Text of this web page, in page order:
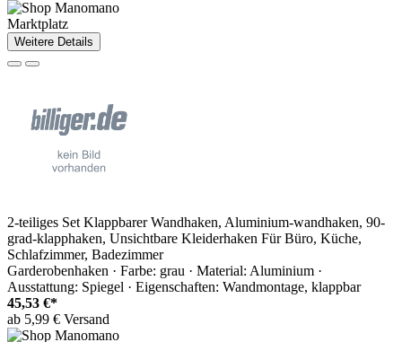
Marktplatz
Weitere Details
2-teiliges Set Klappbarer Wandhaken, Aluminium-wandhaken, 90-
grad-klapphaken, Unsichtbare Kleiderhaken Für Büro, Küche,
Schlafzimmer, Badezimmer
Garderobenhaken · Farbe: grau · Material: Aluminium ·
Ausstattung: Spiegel · Eigenschaften: Wandmontage, klappbar
45,53 €*
ab 5,99 € Versand